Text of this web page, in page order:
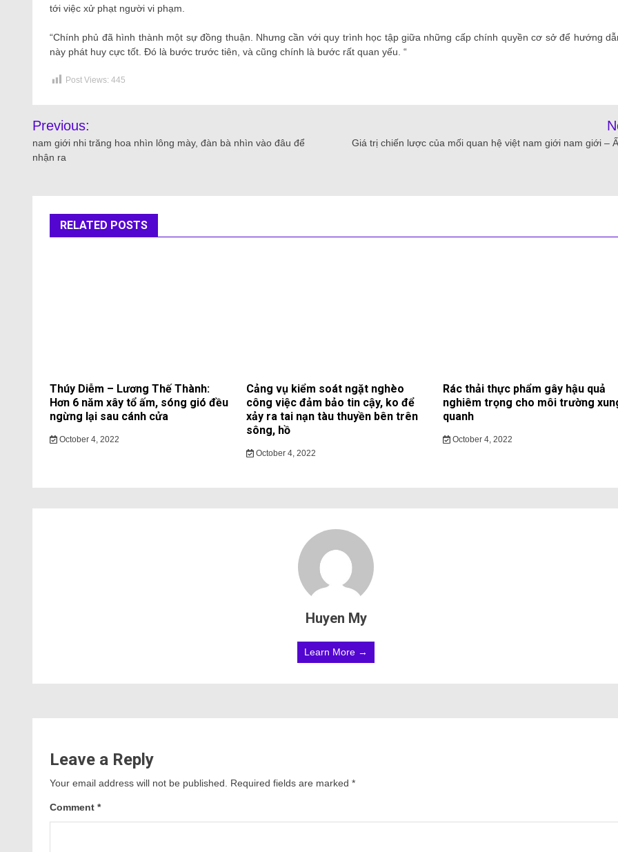
tới việc xử phạt người vi phạm.
“Chính phủ đã hình thành một sự đồng thuận. Nhưng cần với quy trình học tập giữa những cấp chính quyền cơ sở để hướng
này phát huy cực tốt. Đó là bước trước tiên, và cũng chính là bước rất quan yếu. “
Post Views: 445
Previous:
nam giới nhi trăng hoa nhìn lông mày, đàn bà nhìn vào đâu để
nhận ra
Giá trị chiến lược của mối quan hệ việt nam giới nam giới –
RELATED POSTS
Thúy Diễm – Lương Thế Thành:
Hơn 6 năm xây tổ ấm, sóng gió đều
ngừng lại sau cánh cửa
October 4, 2022
Cảng vụ kiểm soát ngặt nghèo
công việc đảm bảo tin cậy, ko để
xảy ra tai nạn tàu thuyền bên trên
sông, hồ
October 4, 2022
Rác thải thực phẩm gây hậu quả
nghiêm trọng cho môi trường
quanh
October 4, 2022
Huyen My
Learn More →
Leave a Reply
Your email address will not be published. Required fields are marked *
Comment *